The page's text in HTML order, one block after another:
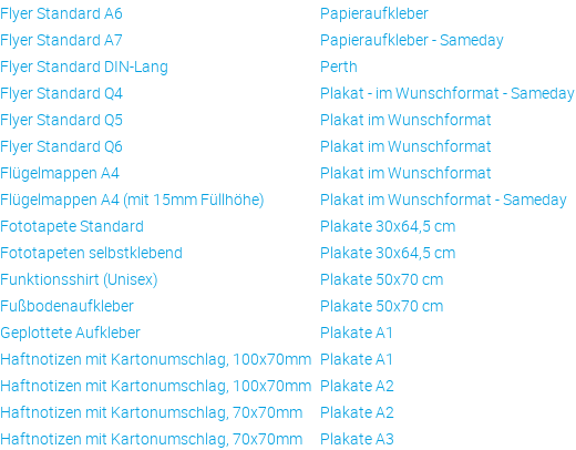
Flyer Standard A6
Flyer Standard A7
Flyer Standard DIN-Lang
Flyer Standard Q4
Flyer Standard Q5
Flyer Standard Q6
Flügelmappen A4
Flügelmappen A4 (mit 15mm Füllhöhe)
Fototapete Standard
Fototapeten selbstklebend
Funktionsshirt (Unisex)
Fußbodenaufkleber
Geplottete Aufkleber
Haftnotizen mit Kartonumschlag, 100x70mm
Haftnotizen mit Kartonumschlag, 100x70mm
Haftnotizen mit Kartonumschlag, 70x70mm
Haftnotizen mit Kartonumschlag, 70x70mm
Papieraufkleber
Papieraufkleber - Sameday
Perth
Plakat - im Wunschformat - Sameday
Plakat im Wunschformat
Plakat im Wunschformat
Plakat im Wunschformat
Plakat im Wunschformat - Sameday
Plakate 30x64,5 cm
Plakate 30x64,5 cm
Plakate 50x70 cm
Plakate 50x70 cm
Plakate A1
Plakate A1
Plakate A2
Plakate A2
Plakate A3